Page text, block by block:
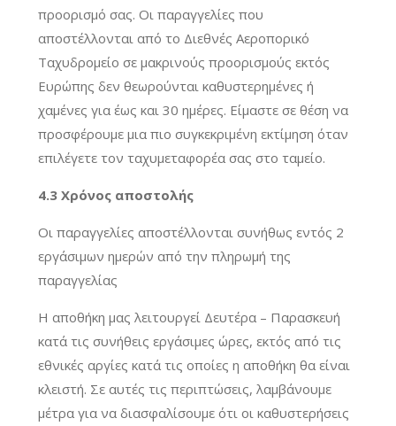
προορισμό σας. Οι παραγγελίες που
αποστέλλονται από το Διεθνές Αεροπορικό
Ταχυδρομείο σε μακρινούς προορισμούς εκτός
Ευρώπης δεν θεωρούνται καθυστερημένες ή
χαμένες για έως και 30 ημέρες. Είμαστε σε θέση να
προσφέρουμε μια πιο συγκεκριμένη εκτίμηση όταν
επιλέγετε τον ταχυμεταφορέα σας στο ταμείο.
4.3 Χρόνος αποστολής
Οι παραγγελίες αποστέλλονται συνήθως εντός 2
εργάσιμων ημερών από την πληρωμή της
παραγγελίας
Η αποθήκη μας λειτουργεί Δευτέρα – Παρασκευή
κατά τις συνήθεις εργάσιμες ώρες, εκτός από τις
εθνικές αργίες κατά τις οποίες η αποθήκη θα είναι
κλειστή. Σε αυτές τις περιπτώσεις, λαμβάνουμε
μέτρα για να διασφαλίσουμε ότι οι καθυστερήσεις